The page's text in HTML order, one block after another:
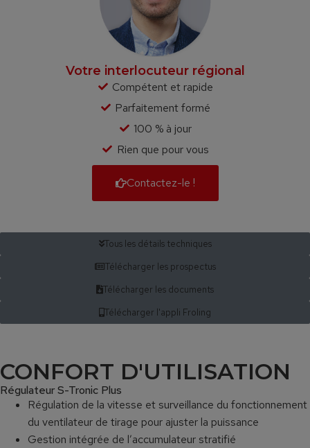
Votre interlocuteur régional
Compétent et rapide
Parfaitement formé
100 % à jour
Rien que pour vous
Contactez-le !
Tous les détails techniques
Télécharger les prospectus
Télécharger les documents
Télécharger l'appli Froling
CONFORT D'UTILISATION
Régulateur S-Tronic Plus
Régulation de la vitesse et surveillance du fonctionnement
du ventilateur de tirage pour ajuster la puissance
Gestion intégrée de l’accumulateur stratifié